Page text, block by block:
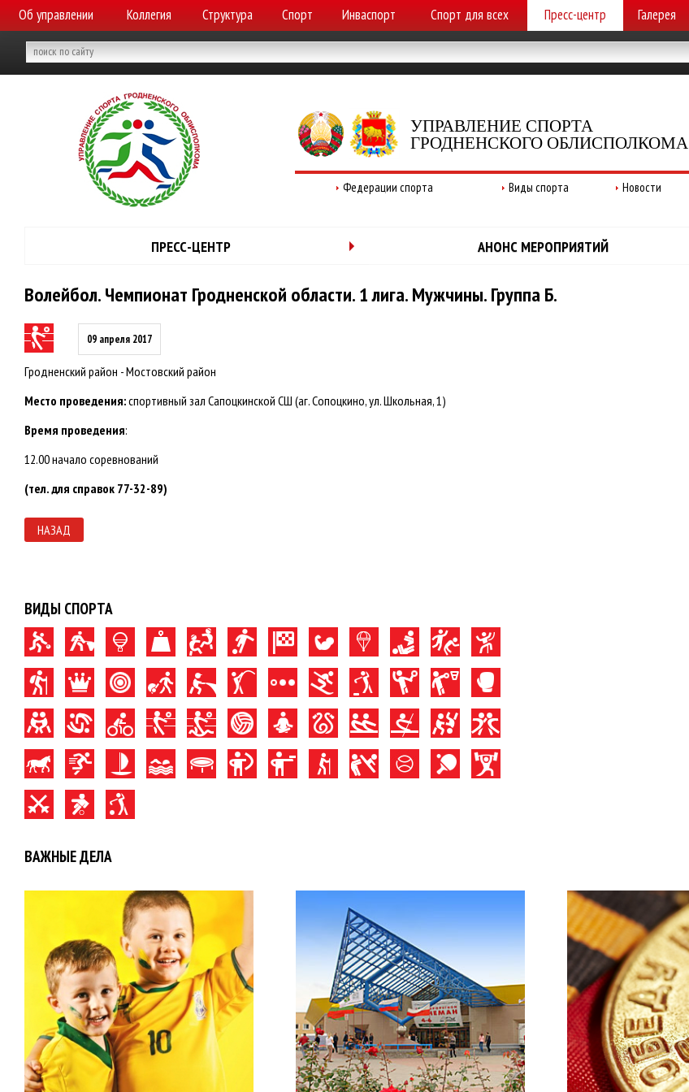
Об управлении Коллегия Структура Спорт Инваспорт Спорт для всех Пресс-центр Галерея
УПРАВЛЕНИЕ СПОРТА
ГРОДНЕНСКОГО ОБЛИСПОЛКОМА
Федерации спорта Виды спорта Новости
ПРЕСС-ЦЕНТР АНОНС МЕРОПРИЯТИЙ
Волейбол. Чемпионат Гродненской области. 1 лига. Мужчины. Группа Б.
09 апреля 2017
Гродненский район - Мостовский район
Место проведения:спортивный зал Сапоцкинской СШ (аг. Сопоцкино, ул. Школьная, 1)
Время проведения:
12.00 начало соревнований
(тел. для справок 77-32-89)
НАЗАД
ВИДЫ СПОРТА
ВАЖНЫЕ ДЕЛА